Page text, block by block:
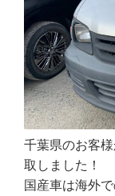
千葉県のお客
取しました！
国産車は海外